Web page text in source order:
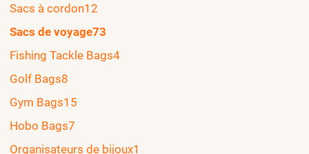
Sacs à cordon12
Sacs de voyage73
Fishing Tackle Bags4
Golf Bags8
Gym Bags15
Hobo Bags7
Organisateurs de bijoux1